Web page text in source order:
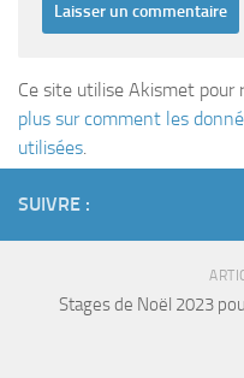
Ce site utilise Akismet pour
plus sur comment les
utilisées.
SUIVRE :
Stages de Noël 2023